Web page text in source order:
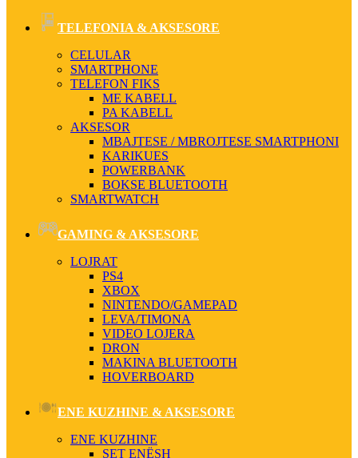
TELEFONIA & AKSESORE
CELULAR
SMARTPHONE
TELEFON FIKS
ME KABELL
PA KABELL
AKSESOR
MBAJTESE / MBROJTESE SMARTPHONI
KARIKUES
POWERBANK
BOKSE BLUETOOTH
SMARTWATCH
GAMING & AKSESORE
LOJRAT
PS4
XBOX
NINTENDO/GAMEPAD
LEVA/TIMONA
VIDEO LOJERA
DRON
MAKINA BLUETOOTH
HOVERBOARD
ENE KUZHINE & AKSESORE
ENE KUZHINE
SET ENËSH